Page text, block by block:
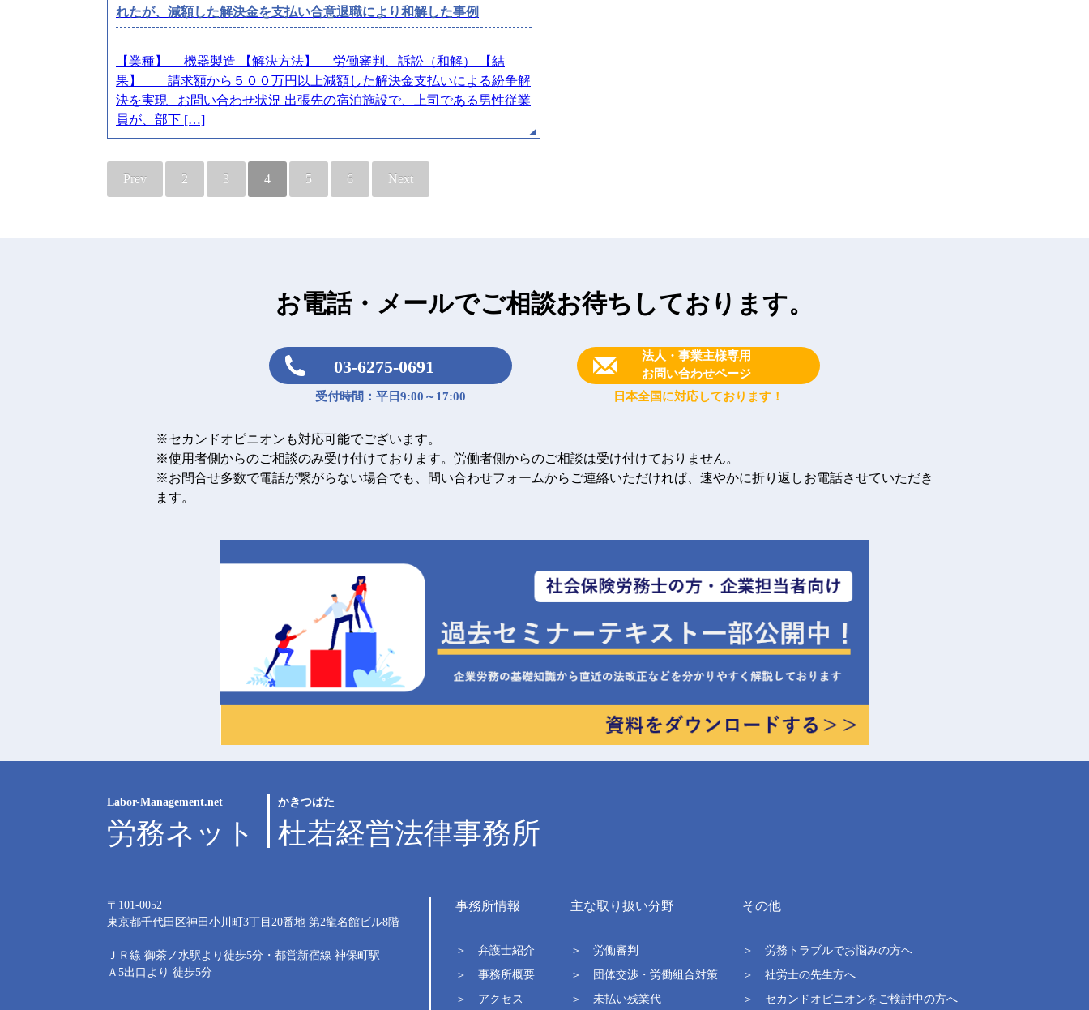
れたが、減額した解決金を支払い合意退職により和解した事例
【業種】 機器製造 【解決方法】 労働審判、訴訟（和解） 【結
果】 請求額から５００万円以上減額した解決金支払いによる紛争解
決を実現 お問い合わせ状況 出張先の宿泊施設で、上司である男性従業
員が、部下 […]
Prev 2 3 4 5 6 Next
お電話・メールでご相談お待ちしております。
03-6275-0691
受付時間：平日9:00～17:00
法人・事業主様専用
お問い合わせページ
日本全国に対応しております！
※セカンドオピニオンも対応可能でございます。
※使用者側からのご相談のみ受け付けております。労働者側からのご相談は受け付けておりません。
※お問合せ多数で電話が繋がらない場合でも、問い合わせフォームからご連絡いただければ、速やかに折り返しお電話させていただき
ます。
Labor-Management.net
労務ネット
かきつばた
杜若経営法律事務所
〒101-0052
東京都千代田区神田小川町3丁目20番地 第2龍名館ビル8階
ＪＲ線 御茶ノ水駅より徒歩5分・都営新宿線 神保町駅
Ａ5出口より 徒歩5分
事務所情報
＞ 弁護士紹介
＞ 事務所概要
＞ アクセス
主な取り扱い分野
＞ 労働審判
＞ 団体交渉・労働組合対策
＞ 未払い残業代
その他
＞ 労務トラブルでお悩みの方へ
＞ 社労士の先生方へ
＞ セカンドオピニオンをご検討中の方へ